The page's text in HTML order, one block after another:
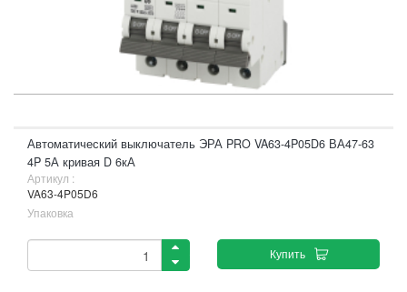
Автоматический выключатель ЭРА PRO VA63-4P05D6 ВА47-63
4P 5А кривая D 6кА
Артикул :
VA63-4P05D6
Упаковка
Купить